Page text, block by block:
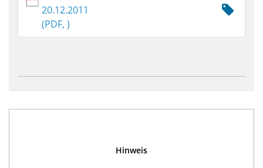
20.12.2011
(PDF, )
Hinweis